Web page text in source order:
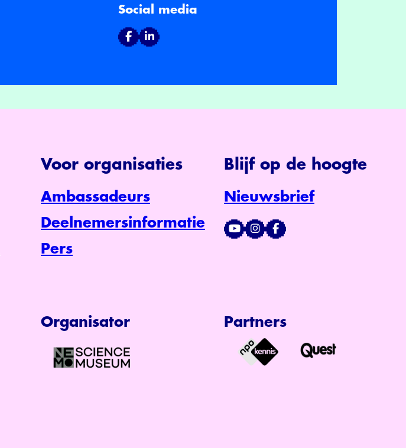
Social media
Voor organisaties
Ambassadeurs
Deelnemersinformatie
Pers
Blijf op de hoogte
Nieuwsbrief
Organisator Partners